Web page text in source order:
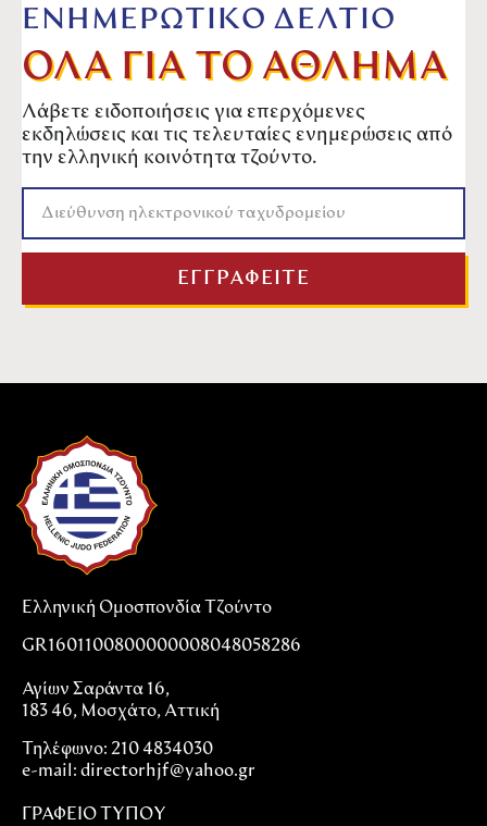
ΕΝΗΜΕΡΩΤΙΚΟ ΔΕΛΤΙΟ
ΟΛΑ ΓΙΑ ΤΟ ΑΘΛΗΜΑ
Λάβετε ειδοποιήσεις για επερχόμενες
εκδηλώσεις και τις τελευταίες ενημερώσεις από
την ελληνική κοινότητα τζούντο.
Ελληνική Ομοσπονδία Τζούντο
GR1601100800000008048058286
Αγίων Σαράντα 16,
183 46, Μοσχάτο, Αττική
Τηλέφωνο: 210 4834030
e-mail: directorhjf@yahoo.gr
ΓΡΑΦΕΙΟ ΤΥΠΟΥ